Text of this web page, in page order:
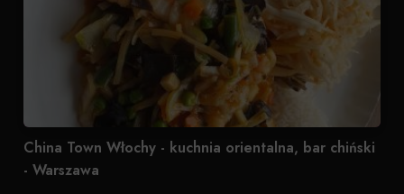
China Town Włochy - kuchnia orientalna, bar chiński
- Warszawa